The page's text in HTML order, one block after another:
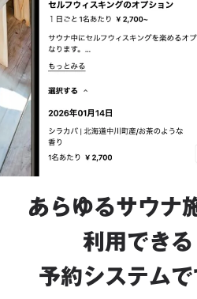
あらゆるサウナ
利用できる
予約システムで